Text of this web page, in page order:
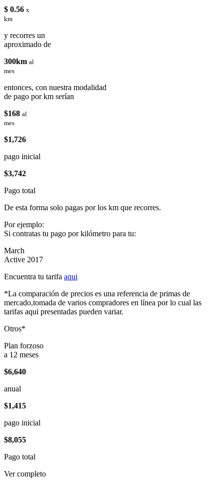
$ 0.56 x
km
y recorres un
aproximado de
300km al
mes
entonces, con nuestra modalidad
de pago por km serían
$168 al
mes
$1,726
pago inicial
$3,742
Pago total
De esta forma solo pagas por los km que recorres.
Por ejemplo:
Si contratas tu pago por kilómetro para tu:
March
Active 2017
Encuentra tu tarifa aqui
*La comparación de precios es una referencia de primas de
mercado,tomada de varios compradores en línea por lo cual las
tarifas aqui presentadas pueden variar.
Otros*
Plan forzoso
a 12 meses
$6,640
anual
$1,415
pago inicial
$8,055
Pago total
Ver completo